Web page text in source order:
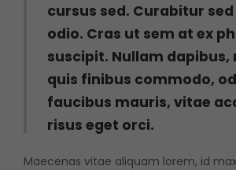
cursus sed. Curabitur
odio. Cras ut sem at ex
suscipit. Nullam dapibus,
quis finibus commodo,
faucibus mauris, vitae
risus eget orci.
Maecenas vitae aliquam lorem, id